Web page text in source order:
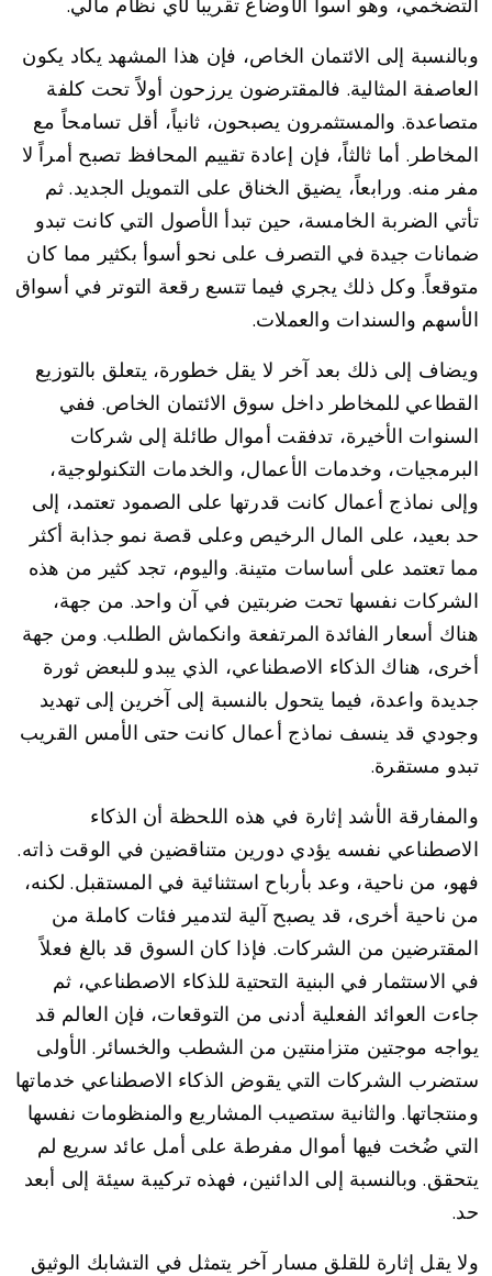
التضخمي، وهو أسوأ الأوضاع تقريباً لأي نظام مالي.
وبالنسبة إلى الائتمان الخاص، فإن هذا المشهد يكاد يكون
العاصفة المثالية. فالمقترضون يرزحون أولاً تحت كلفة
متصاعدة. والمستثمرون يصبحون، ثانياً، أقل تسامحاً مع
المخاطر. أما ثالثاً، فإن إعادة تقييم المحافظ تصبح أمراً لا
مفر منه. ورابعاً، يضيق الخناق على التمويل الجديد. ثم
تأتي الضربة الخامسة، حين تبدأ الأصول التي كانت تبدو
ضمانات جيدة في التصرف على نحو أسوأ بكثير مما كان
متوقعاً. وكل ذلك يجري فيما تتسع رقعة التوتر في أسواق
الأسهم والسندات والعملات.
ويضاف إلى ذلك بعد آخر لا يقل خطورة، يتعلق بالتوزيع
القطاعي للمخاطر داخل سوق الائتمان الخاص. ففي
السنوات الأخيرة، تدفقت أموال طائلة إلى شركات
البرمجيات، وخدمات الأعمال، والخدمات التكنولوجية،
وإلى نماذج أعمال كانت قدرتها على الصمود تعتمد، إلى
حد بعيد، على المال الرخيص وعلى قصة نمو جذابة أكثر
مما تعتمد على أساسات متينة. واليوم، تجد كثير من هذه
الشركات نفسها تحت ضربتين في آن واحد. من جهة،
هناك أسعار الفائدة المرتفعة وانكماش الطلب. ومن جهة
أخرى، هناك الذكاء الاصطناعي، الذي يبدو للبعض ثورة
جديدة واعدة، فيما يتحول بالنسبة إلى آخرين إلى تهديد
وجودي قد ينسف نماذج أعمال كانت حتى الأمس القريب
تبدو مستقرة.
والمفارقة الأشد إثارة في هذه اللحظة أن الذكاء
الاصطناعي نفسه يؤدي دورين متناقضين في الوقت ذاته.
فهو، من ناحية، وعد بأرباح استثنائية في المستقبل. لكنه،
من ناحية أخرى، قد يصبح آلية لتدمير فئات كاملة من
المقترضين من الشركات. فإذا كان السوق قد بالغ فعلاً
في الاستثمار في البنية التحتية للذكاء الاصطناعي، ثم
جاءت العوائد الفعلية أدنى من التوقعات، فإن العالم قد
يواجه موجتين متزامنتين من الشطب والخسائر. الأولى
ستضرب الشركات التي يقوض الذكاء الاصطناعي خدماتها
ومنتجاتها. والثانية ستصيب المشاريع والمنظومات نفسها
التي ضُخت فيها أموال مفرطة على أمل عائد سريع لم
يتحقق. وبالنسبة إلى الدائنين، فهذه تركيبة سيئة إلى أبعد
حد.
ولا يقل إثارة للقلق مسار آخر يتمثل في التشابك الوثيق